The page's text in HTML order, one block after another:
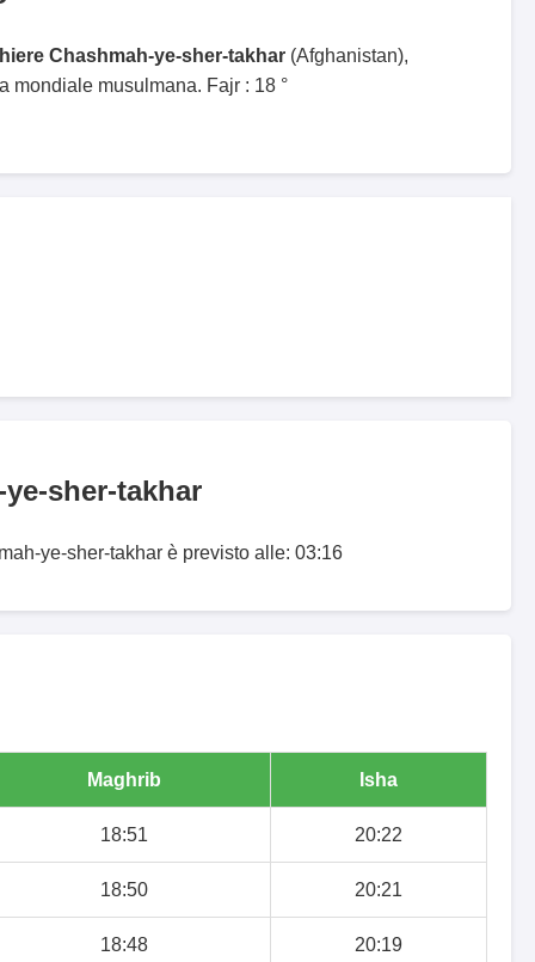
Chashmah-ye-sher-takhar (Afghanistan),
mondiale musulmana. Fajr : 18 °
sher-takhar
ye-sher-takhar è previsto alle: 03:16
Maghrib Isha
18:51 20:22
18:50 20:21
18:48 20:19